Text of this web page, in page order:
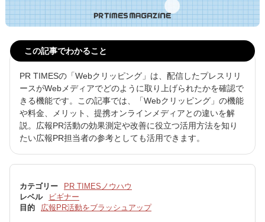
この記事でわかること
PR TIMESの「Webクリッピング」は、配信したプレスリリ
ースがWebメディアでどのように取り上げられたかを確認で
きる機能です。この記事では、「Webクリッピング」の機能
や料金、メリット、提携オンラインメディアとの違いを解
説。広報PR活動の効果測定や改善に役立つ活用方法を知り
たい広報PR担当者の参考としても活用できます。
カテゴリー
PR TIMESノウハウ
レベル
ビギナー
目的
広報PR活動をブラッシュアップ